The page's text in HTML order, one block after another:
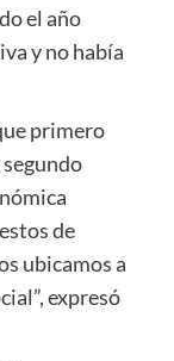
el año
y no había
primero
de
ubicamos a
expresó